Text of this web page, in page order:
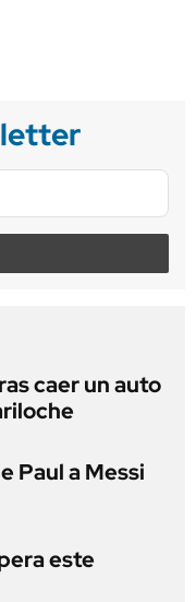
caer un auto
Paul a Messi
este